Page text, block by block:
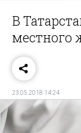
В
местного
23.05.2018 14:24